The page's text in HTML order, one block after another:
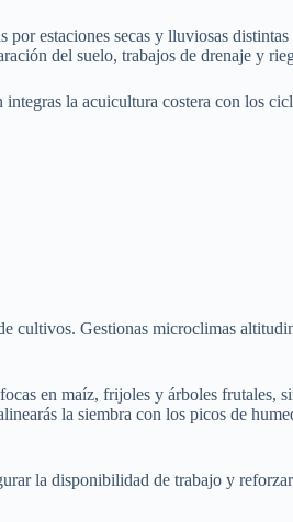
estaciones secas y lluviosas
del suelo, trabajos de drenaje y
la acuicultura costera con los
cultivos. Gestionas microclimas
en maíz, frijoles y árboles frutales,
la siembra con los picos de
la disponibilidad de trabajo y